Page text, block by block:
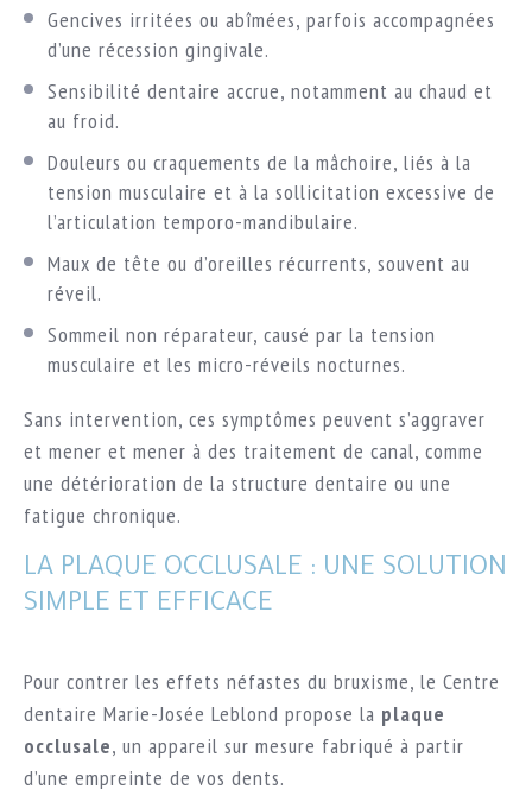
Gencives irritées ou abîmées, parfois accompagnées
d’une récession gingivale.
Sensibilité dentaire accrue, notamment au chaud et
au froid.
Douleurs ou craquements de la mâchoire, liés à la
tension musculaire et à la sollicitation excessive de
l’articulation temporo-mandibulaire.
Maux de tête ou d’oreilles récurrents, souvent au
réveil.
Sommeil non réparateur, causé par la tension
musculaire et les micro-réveils nocturnes.
Sans intervention, ces symptômes peuvent s’aggraver
et mener et mener à des traitement de canal, comme
une détérioration de la structure dentaire ou une
fatigue chronique.
LA PLAQUE OCCLUSALE : UNE SOLUTION
SIMPLE ET EFFICACE
Pour contrer les effets néfastes du bruxisme, le Centre
dentaire Marie-Josée Leblond propose la plaque
occlusale, un appareil sur mesure fabriqué à partir
d’une empreinte de vos dents.